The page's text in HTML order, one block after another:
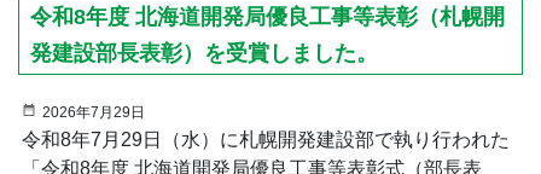
令和8年度 北海道開発局優良工事等表彰（札幌開
発建設部長表彰）を受賞しました。
2026年7月29日
令和8年7月29日（水）に札幌開発建設部で執り行われた
「令和8年度 北海道開発局優良工事等表彰式（部長表